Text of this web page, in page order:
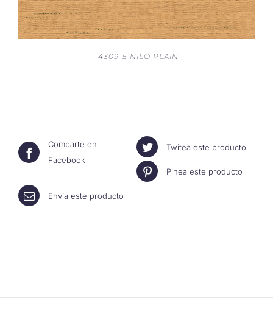
4309-5 NILO PLAIN
Comparte en
Facebook
Twitea este producto
Pinea este producto
Envía este producto